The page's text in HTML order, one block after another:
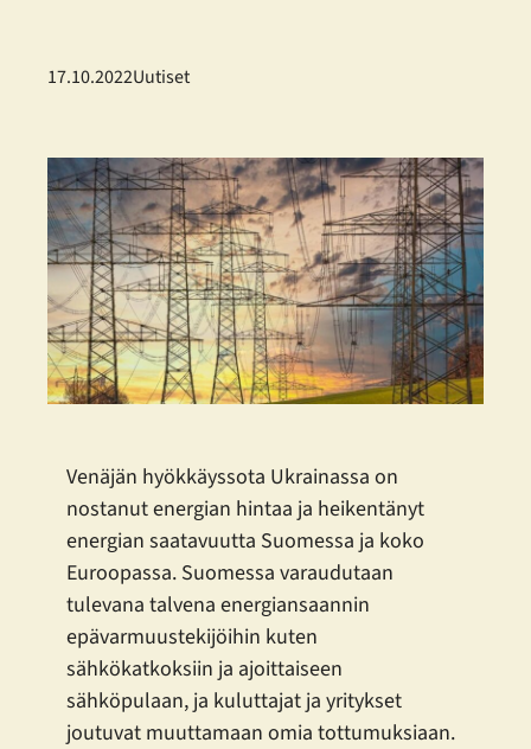
17.10.2022Uutiset
Venäjän hyökkäyssota Ukrainassa on
nostanut energian hintaa ja heikentänyt
energian saatavuutta Suomessa ja koko
Euroopassa. Suomessa varaudutaan
tulevana talvena energiansaannin
epävarmuustekijöihin kuten
sähkökatkoksiin ja ajoittaiseen
sähköpulaan, ja kuluttajat ja yritykset
joutuvat muuttamaan omia tottumuksiaan.